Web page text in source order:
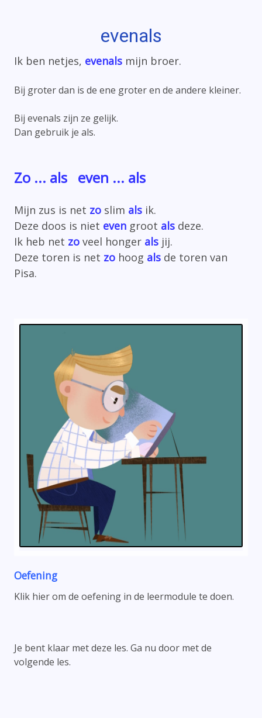
evenals
Ik ben netjes, evenals mijn broer.
Bij groter dan is de ene groter en de andere kleiner.
Bij evenals zijn ze gelijk.
Dan gebruik je als.
Zo ... als even ... als
Mijn zus is net zo slim als ik.
Deze doos is niet even groot als deze.
Ik heb net zo veel honger als jij.
Deze toren is net zo hoog als de toren van
Pisa.
Oefening
Klik hier om de oefening in de leermodule te doen.
Je bent klaar met deze les. Ga nu door met de
volgende les.